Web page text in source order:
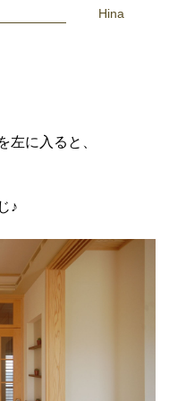
Hina
左に入ると、
♪